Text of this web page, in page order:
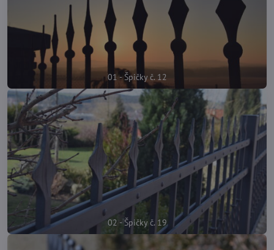
01 - Špičky č. 12
02 - Špičky č. 19